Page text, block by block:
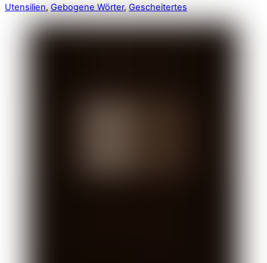
Utensilien, Gebogene Wörter,Gescheitertes